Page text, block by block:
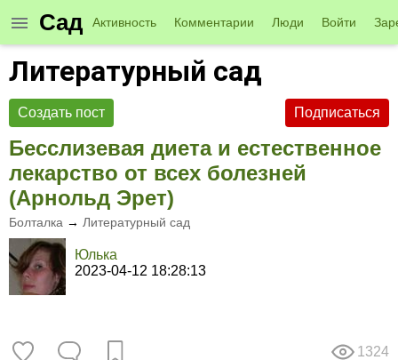
Сад Активность Комментарии Люди Войти
Литературный сад
Подписаться
Создать пост
Бесслизевая диета и естественное
лекарство от всех болезней
(Арнольд Эрет)
Болталка → Литературный сад
Юлька
2023-04-12 18:28:13
1324